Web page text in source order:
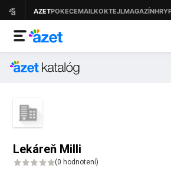
Lekáreň Milli
(0 hodnotení)